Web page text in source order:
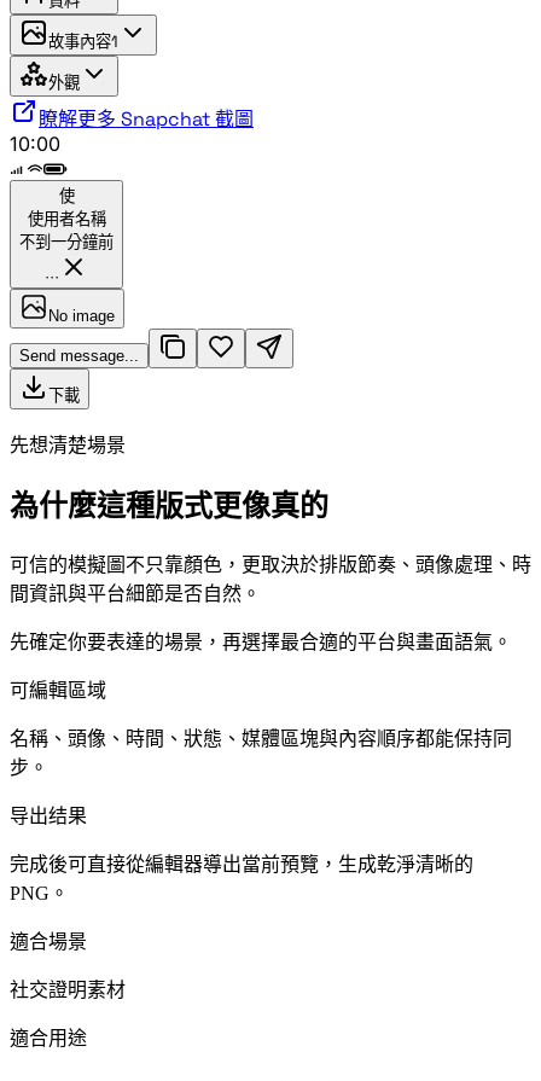
故事內容1
外觀
瞭解更多 Snapchat 截圖
10:00
使
使用者名稱
不到一分鐘前
···
No image
Send message...
下載
先想清楚場景
為什麼這種版式更像真的
可信的模擬圖不只靠顏色，更取決於排版節奏、頭像處理、時
間資訊與平台細節是否自然。
先確定你要表達的場景，再選擇最合適的平台與畫面語氣。
可編輯區域
名稱、頭像、時間、狀態、媒體區塊與內容順序都能保持同
步。
导出结果
完成後可直接從編輯器導出當前預覽，生成乾淨清晰的
PNG。
適合場景
社交證明素材
適合用途